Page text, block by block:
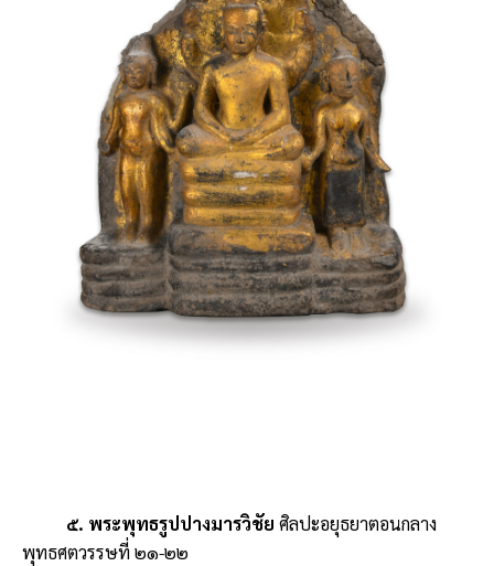
๕. พระพุทธรูปปางมารวิชัย ศิลปะอยุธยาตอนกลาง
พุทธศตวรรษที่ ๒๑-๒๒